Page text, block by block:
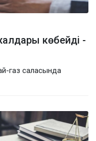
көбейді -
газ саласында